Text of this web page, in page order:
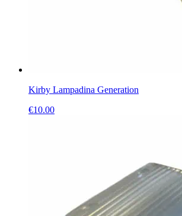
Kirby Lampadina Generation
€10.00